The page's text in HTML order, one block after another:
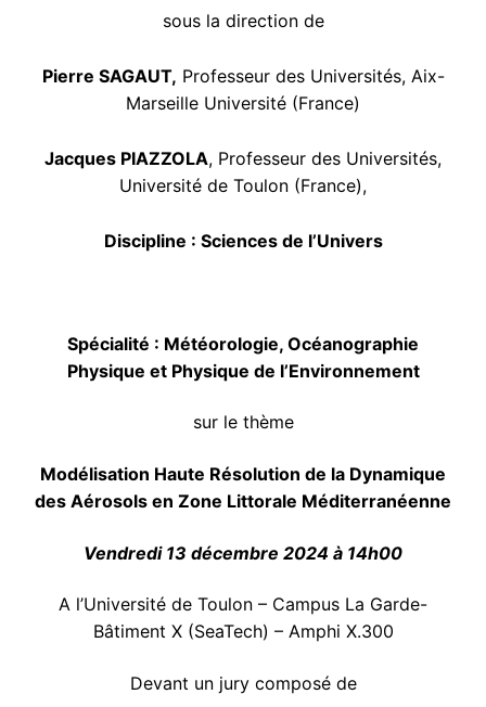
Association Doctorants UTLN
Autres financements
Newsletter des Doctorants
sous la direction de
Pierre SAGAUT, Professeur des Universités, Aix-
Marseille Université (France)
Jacques PIAZZOLA, Professeur des Universités,
Université de Toulon (France),
Discipline : Sciences de l’Univers
Spécialité : Météorologie, Océanographie
Physique et Physique de l’Environnement
sur le thème
Modélisation Haute Résolution de la Dynamique
des Aérosols en Zone Littorale Méditerranéenne
Vendredi 13 décembre 2024 à 14h00
A l’Université de Toulon – Campus La Garde-
Bâtiment X (SeaTech) – Amphi X.300
Devant un jury composé de